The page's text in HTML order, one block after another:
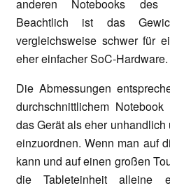
anderen Notebooks des
Beachtlich ist das
vergleichsweise schwer für
eher einfacher SoC-Hardware.
Die Abmessungen
durchschnittlichem
das Gerät als eher
einzuordnen. Wenn man auf
kann und auf einen großen
die Tableteinheit alleine